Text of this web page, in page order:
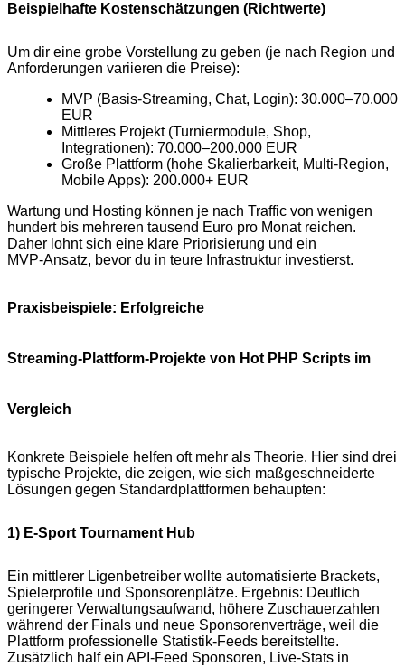
Beispielhafte Kostenschätzungen (Richtwerte)
Um dir eine grobe Vorstellung zu geben (je nach Region und
Anforderungen variieren die Preise):
MVP (Basis‑Streaming, Chat, Login): 30.000–70.000
EUR
Mittleres Projekt (Turniermodule, Shop,
Integrationen): 70.000–200.000 EUR
Große Plattform (hohe Skalierbarkeit, Multi‑Region,
Mobile Apps): 200.000+ EUR
Wartung und Hosting können je nach Traffic von wenigen
hundert bis mehreren tausend Euro pro Monat reichen.
Daher lohnt sich eine klare Priorisierung und ein
MVP‑Ansatz, bevor du in teure Infrastruktur investierst.
Praxisbeispiele: Erfolgreiche
Streaming‑Plattform‑Projekte von Hot PHP Scripts im
Vergleich
Konkrete Beispiele helfen oft mehr als Theorie. Hier sind drei
typische Projekte, die zeigen, wie sich maßgeschneiderte
Lösungen gegen Standardplattformen behaupten:
1) E‑Sport Tournament Hub
Ein mittlerer Ligenbetreiber wollte automatisierte Brackets,
Spielerprofile und Sponsorenplätze. Ergebnis: Deutlich
geringerer Verwaltungsaufwand, höhere Zuschauerzahlen
während der Finals und neue Sponsorenverträge, weil die
Plattform professionelle Statistik‑Feeds bereitstellte.
Zusätzlich half ein API‑Feed Sponsoren, Live‑Stats in